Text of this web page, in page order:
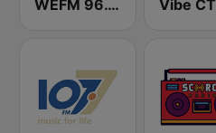
WEFM 96.1 FM